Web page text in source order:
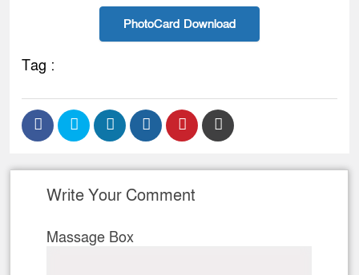
PhotoCard Download
Tag :
Write Your Comment
Massage Box